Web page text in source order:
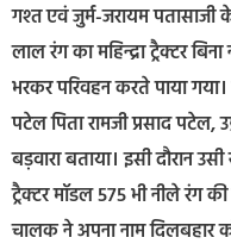
गश्त एवं जुर्म-जरायम पतासाजी
लाल रंग का महिन्द्रा ट्रैक्टर
भरकर परिवहन करते पाया
पटेल पिता रामजी प्रसाद पटेल,
बड़वारा बताया। इसी दौरान
ट्रैक्टर मॉडल 575 भी नीले रंग
चालक ने अपना नाम दिलबहार